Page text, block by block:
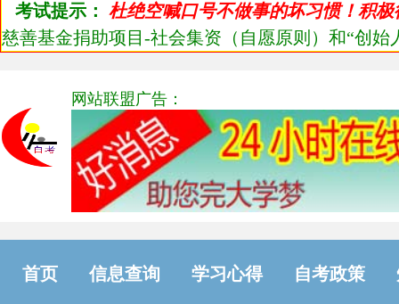
考试提示： 杜绝空喊口号不做事的坏习惯！积
慈善基金捐助项目-社会集资（自愿原则）和“创
网站联盟广告：
首页 信息查询 学习心得 自考政策